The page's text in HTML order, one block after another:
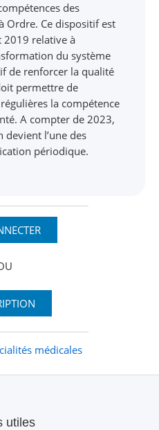
des
Ordre. Ce dispositif est
2019 relative à
du système
de renforcer la qualité
permettre de
la compétence
A compter de 2023,
devient l’une des
périodique.
médicales
utiles